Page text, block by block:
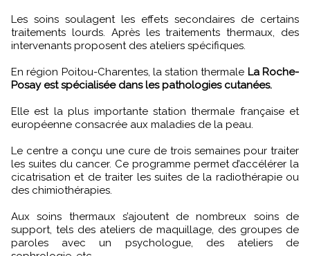
Les soins soulagent les effets secondaires de certains
traitements lourds. Après les traitements thermaux, des
intervenants proposent des ateliers spécifiques.
En région Poitou-Charentes, la station thermale La Roche-
Posay est spécialisée dans les pathologies cutanées.
Elle est la plus importante station thermale française et
européenne consacrée aux maladies de la peau.
Le centre a conçu une cure de trois semaines pour traiter
les suites du cancer. Ce programme permet d’accélérer la
cicatrisation et de traiter les suites de la radiothérapie ou
des chimiothérapies.
Aux soins thermaux s’ajoutent de nombreux soins de
support, tels des ateliers de maquillage, des groupes de
paroles avec un psychologue, des ateliers de